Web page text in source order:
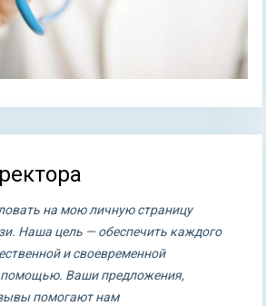
на мою личную страницу
Наша цель — обеспечить каждого
и своевременной
помощью. Ваши предложения,
помогают нам